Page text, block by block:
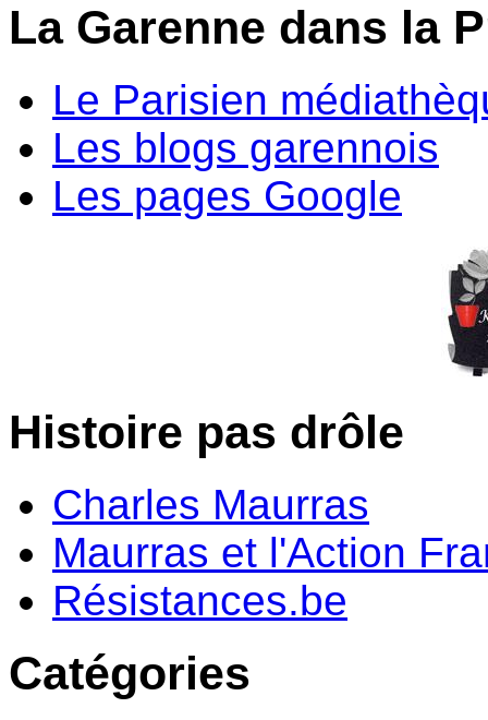
La Garenne dans la
Le Parisien
Les blogs garennois
Les pages Google
Histoire pas drôle
Charles Maurras
Maurras et l'Action
Résistances.be
Catégories